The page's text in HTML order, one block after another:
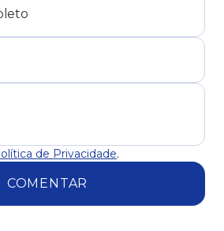
de Privacidade.
COMENTAR